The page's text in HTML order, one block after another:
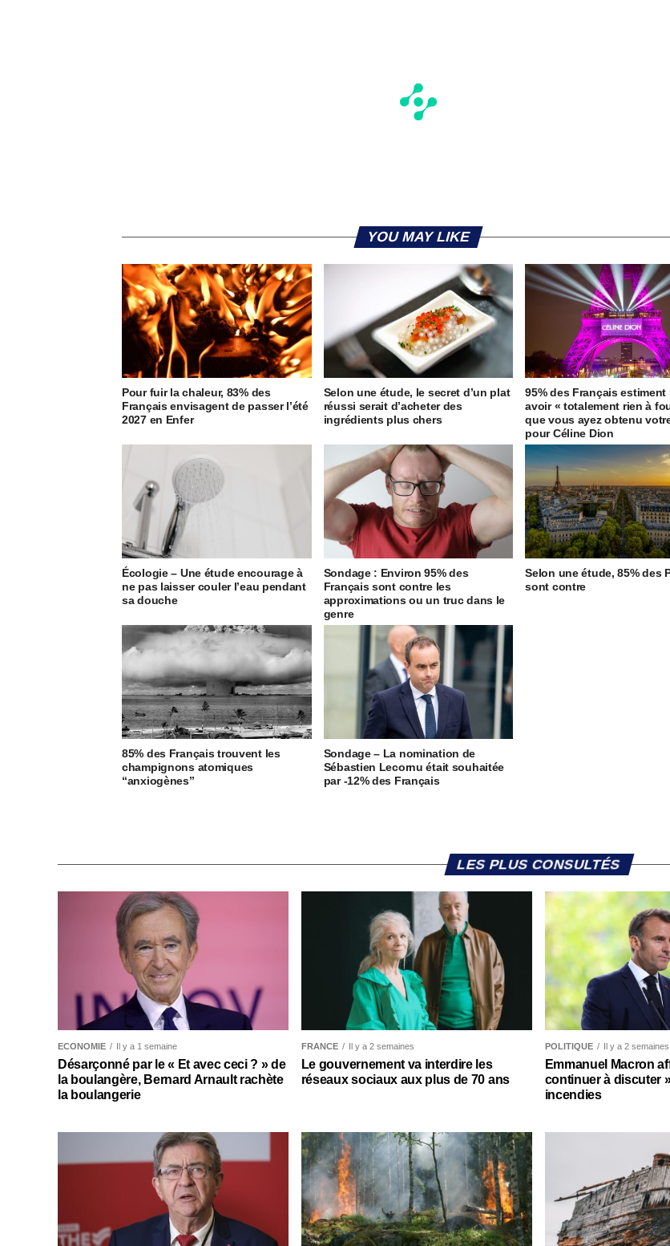
YOU MAY LIKE
Pour fuir la chaleur, 83% des
Français envisagent de passer l’été
2027 en Enfer
Selon une étude, le secret d’un plat
réussi serait d’acheter des
ingrédients plus chers
95% des Français estiment
avoir « totalement rien à
que vous ayez obtenu
pour Céline Dion
Écologie – Une étude encourage à
ne pas laisser couler l’eau pendant
sa douche
Sondage : Environ 95% des
Français sont contre les
approximations ou un truc dans le
genre
Selon une étude, 85% des
sont contre
85% des Français trouvent les
champignons atomiques
“anxiogènes”
Sondage – La nomination de
Sébastien Lecornu était souhaitée
par -12% des Français
LES PLUS CONSULTÉS
ECONOMIE Il y a 1 semaine
Désarçonné par le « Et avec ceci ? » de
la boulangère, Bernard Arnault rachète
la boulangerie
FRANCE Il y a 2 semaines
Le gouvernement va interdire les
réseaux sociaux aux plus de 70 ans
POLITIQUE Il y a 2 semaines
Emmanuel Macron
continuer à discuter
incendies